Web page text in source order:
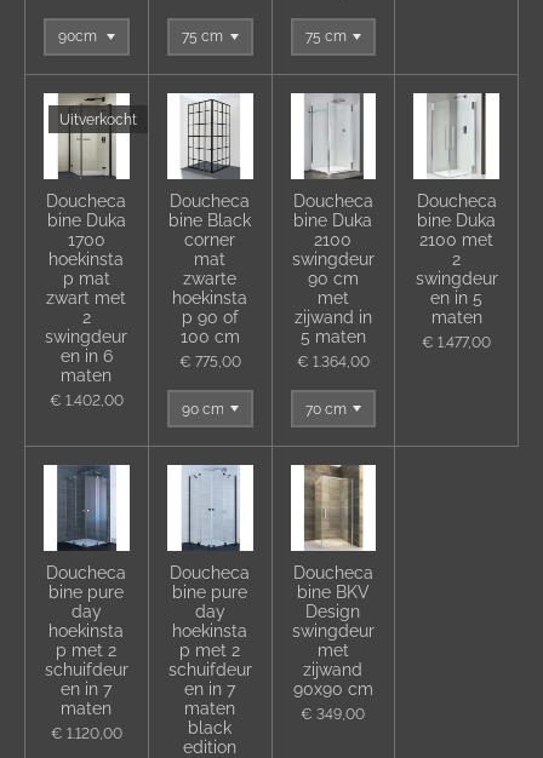
Uitverkocht
Doucheca
bine Duka
1700
hoekinsta
p mat
zwart met
2
swingdeur
en in 6
maten
€ 1.402,00
Doucheca
bine Black
corner
mat
zwarte
hoekinsta
p 90 of
100 cm
€ 775,00
Doucheca
bine Duka
2100
swingdeur
90 cm
met
zijwand in
5 maten
€ 1.364,00
Doucheca
bine Duka
2100 met
2
swingdeur
en in 5
maten
€ 1.477,00
Doucheca
bine pure
day
hoekinsta
p met 2
schuifdeur
en in 7
maten
€ 1.120,00
Doucheca
bine pure
day
hoekinsta
p met 2
schuifdeur
en in 7
maten
black
edition
Doucheca
bine BKV
Design
swingdeur
met
zijwand
90x90 cm
€ 349,00